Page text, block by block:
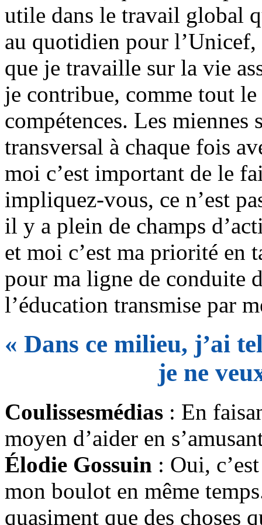
utile dans le travail global
au quotidien pour
que je travaille sur la vie
je contribue, comme tout
compétences. Les miennes
transversal à chaque fois
moi c’est important de le
impliquez-vous, ce n’est
il y a plein de champs
et moi c’est ma priorité en
pour ma ligne de conduite
l’éducation transmise par
« Dans ce milieu, j’ai
je ne
Coulissesmédias : En
moyen d’aider en
Élodie Gossuin : Oui,
mon boulot en même
quasiment que des choses